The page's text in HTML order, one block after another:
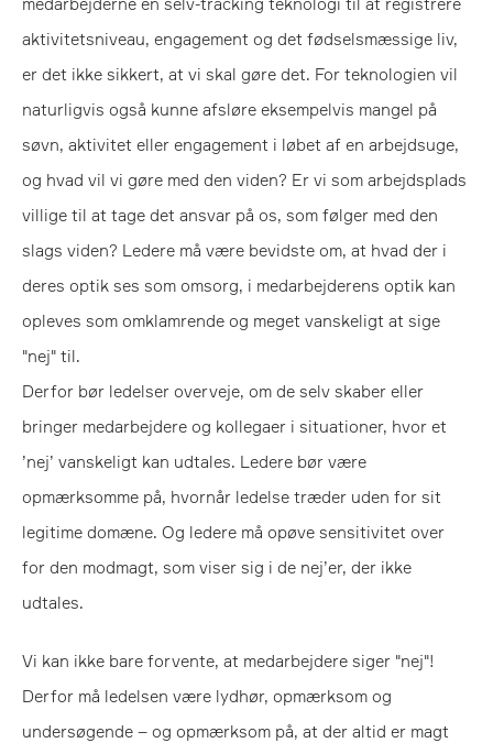
aktivitetsniveau, engagement og det fødselsmæssige liv,
er det ikke sikkert, at vi skal gøre det. For teknologien vil
naturligvis også kunne afsløre eksempelvis mangel på
søvn, aktivitet eller engagement i løbet af en arbejdsuge,
og hvad vil vi gøre med den viden? Er vi som arbejdsplads
villige til at tage det ansvar på os, som følger med den
slags viden? Ledere må være bevidste om, at hvad der i
deres optik ses som omsorg, i medarbejderens optik kan
opleves som omklamrende og meget vanskeligt at sige
"nej" til.
Derfor bør ledelser overveje, om de selv skaber eller
bringer medarbejdere og kollegaer i situationer, hvor et
’nej’ vanskeligt kan udtales. Ledere bør være
opmærksomme på, hvornår ledelse træder uden for sit
legitime domæne. Og ledere må opøve sensitivitet over
for den modmagt, som viser sig i de nej’er, der ikke
udtales.
Vi kan ikke bare forvente, at medarbejdere siger "nej"!
Derfor må ledelsen være lydhør, opmærksom og
undersøgende – og opmærksom på, at der altid er magt